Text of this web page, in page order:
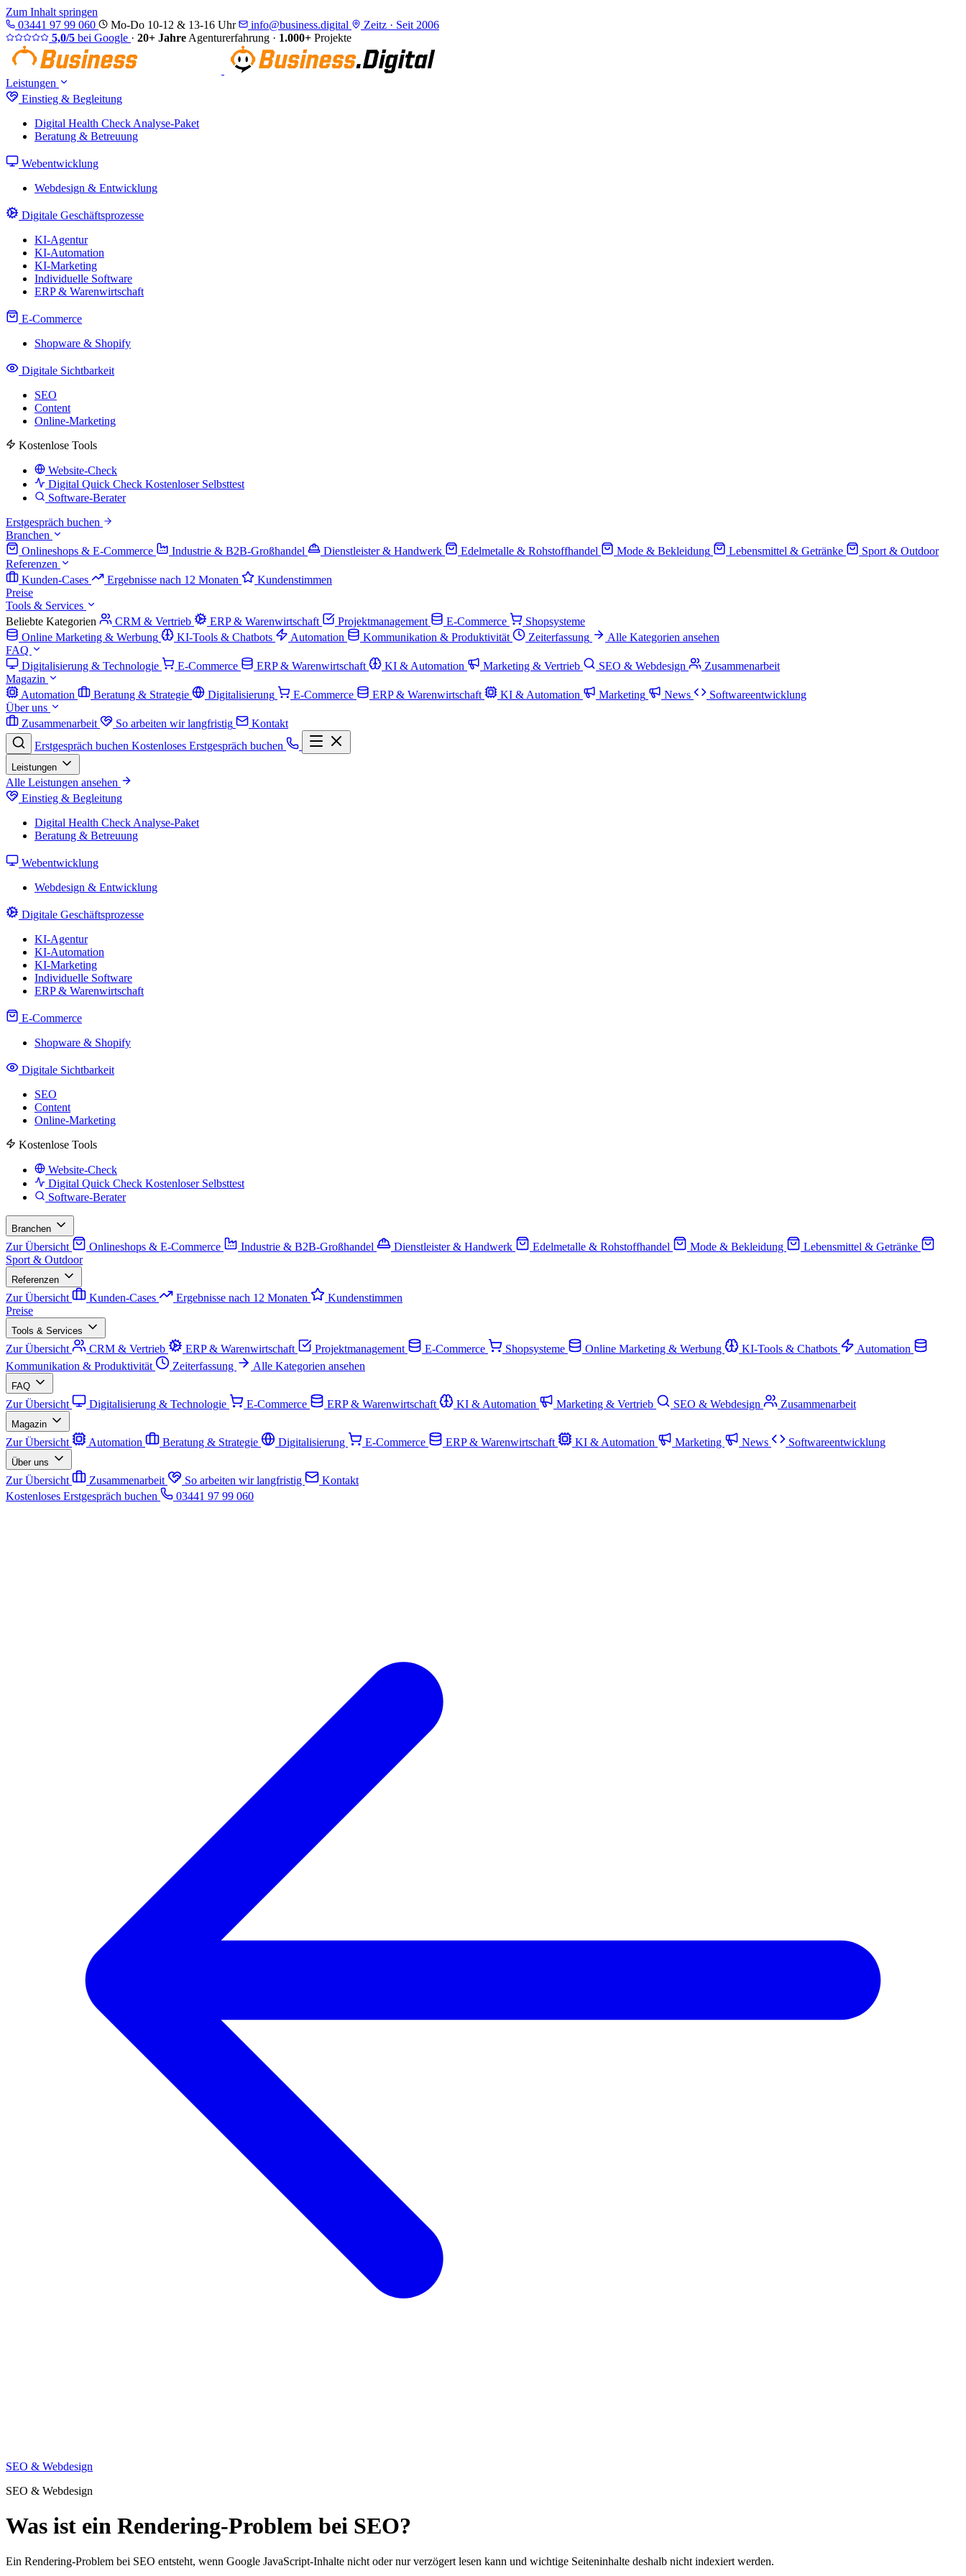
Zum Inhalt springen
03441 97 99 060
Mo-Do 10-12 & 13-16 Uhr info@business.digital
Zeitz · Seit 2006
5,0/5 bei Google · 20+ Jahre Agenturerfahrung · 1.000+ Projekte
Leistungen
Einstieg & Begleitung
Digital Health Check Analyse-Paket
Beratung & Betreuung
Webentwicklung
Webdesign & Entwicklung
Digitale Geschäftsprozesse
KI-Agentur
KI-Automation
KI-Marketing
Individuelle Software
ERP & Warenwirtschaft
E-Commerce
Shopware & Shopify
Digitale Sichtbarkeit
SEO
Content
Online-Marketing
Kostenlose Tools
Website-Check
Digital Quick Check Kostenloser Selbsttest
Software-Berater
Erstgespräch buchen
Branchen
Onlineshops & E-Commerce
Industrie & B2B-Großhandel Dienstleister & Handwerk Edelmetalle & Rohstoffhandel Mode & Bekleidung Lebensmittel & Getränke
Sport & Outdoor
Referenzen
Kunden-Cases
Ergebnisse nach 12 Monaten
Kundenstimmen
Preise
Tools & Services
Beliebte Kategorien
CRM & Vertrieb ERP & Warenwirtschaft Projektmanagement E-Commerce
Shopsysteme
Online Marketing & Werbung
KI-Tools & Chatbots Automation Kommunikation & Produktivität Zeiterfassung
Alle Kategorien ansehen
FAQ
Digitalisierung & Technologie
E-Commerce ERP & Warenwirtschaft KI & Automation Marketing & Vertrieb SEO & Webdesign
Zusammenarbeit
Magazin
Automation
Beratung & Strategie Digitalisierung E-Commerce ERP & Warenwirtschaft KI & Automation Marketing News
Softwareentwicklung
Über uns
Zusammenarbeit
So arbeiten wir langfristig
Kontakt
Erstgespräch buchen Kostenloses Erstgespräch buchen
Leistungen
Alle Leistungen ansehen
Einstieg & Begleitung
Digital Health Check Analyse-Paket
Beratung & Betreuung
Webentwicklung
Webdesign & Entwicklung
Digitale Geschäftsprozesse
KI-Agentur
KI-Automation
KI-Marketing
Individuelle Software
ERP & Warenwirtschaft
E-Commerce
Shopware & Shopify
Digitale Sichtbarkeit
SEO
Content
Online-Marketing
Kostenlose Tools
Website-Check
Digital Quick Check Kostenloser Selbsttest
Software-Berater
Branchen
Zur Übersicht Onlineshops & E-Commerce Industrie & B2B-Großhandel Dienstleister & Handwerk Edelmetalle & Rohstoffhandel Mode & Bekleidung
Lebensmittel & Getränke
Sport & Outdoor
Referenzen
Zur Übersicht Kunden-Cases Ergebnisse nach 12 Monaten
Kundenstimmen
Preise
Tools & Services
Zur Übersicht CRM & Vertrieb ERP & Warenwirtschaft Projektmanagement E-Commerce Shopsysteme Online Marketing & Werbung KI-Tools & Chatbots
Automation
Kommunikation & Produktivität
Zeiterfassung Alle Kategorien ansehen
FAQ
Zur Übersicht Digitalisierung & Technologie E-Commerce ERP & Warenwirtschaft KI & Automation Marketing & Vertrieb SEO & Webdesign Zusammenarbeit
Magazin
Zur Übersicht Automation Beratung & Strategie Digitalisierung E-Commerce ERP & Warenwirtschaft KI & Automation Marketing News Softwareentwicklung
Über uns
Zur Übersicht Zusammenarbeit So arbeiten wir langfristig
Kontakt
Kostenloses Erstgespräch buchen
03441 97 99 060
SEO & Webdesign
SEO & Webdesign
Was ist ein Rendering-Problem bei SEO?
Ein Rendering-Problem bei SEO entsteht, wenn Google JavaScript-Inhalte nicht oder nur verzögert lesen kann und wichtige Seiteninhalte deshalb nicht indexiert werden.